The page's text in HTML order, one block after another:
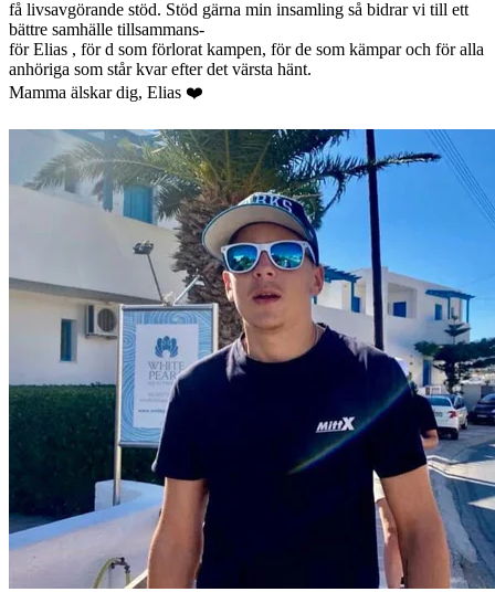
få livsavgörande stöd. Stöd gärna min insamling så bidrar vi till ett
bättre samhälle tillsammans-
för Elias , för d som förlorat kampen, för de som kämpar och för alla
anhöriga som står kvar efter det värsta hänt.
Mamma älskar dig, Elias ❤️